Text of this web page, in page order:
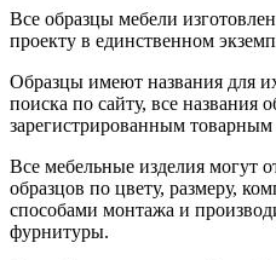
Все образцы мебели
проекту в единственном
Образцы имеют названия для
поиска по сайту, все названия
зарегистрированным товарным
Все мебельные изделия могут
образцов по цвету, размеру,
способами монтажа и
фурнитуры.